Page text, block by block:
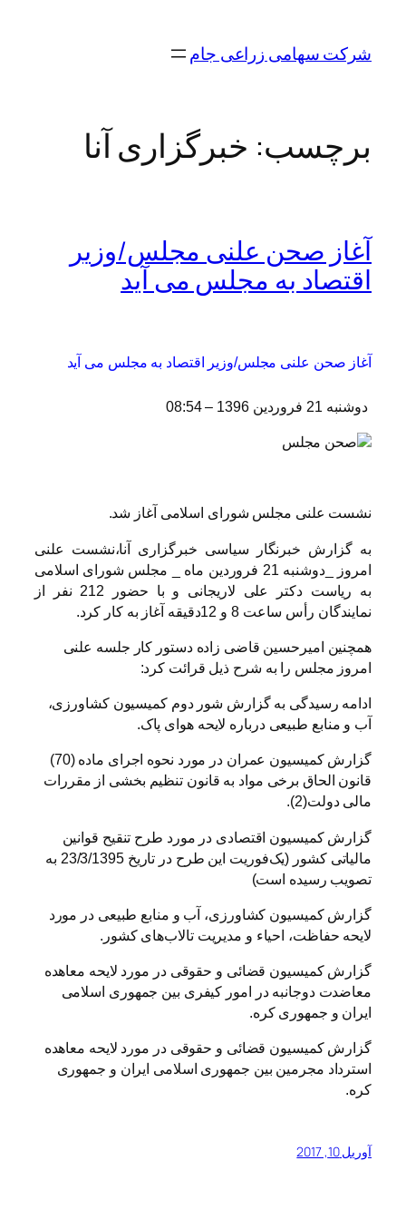
محتواشرکت سهامی زراعی جام
برچسب: خبرگزاری آنا
آغاز صحن علنی مجلس/وزیر
اقتصاد به مجلس می آید
آغاز صحن علنی مجلس/وزیر اقتصاد به مجلس می آید
دوشنبه 21 فروردین 1396 – 08:54
نشست علنی مجلس شورای اسلامی آغاز شد.
به گزارش خبرنگار سیاسی خبرگزاری آنا،نشست علنی
امروز _دوشنبه 21 فروردین ماه _ مجلس شورای اسلامی
به ریاست دکتر علی لاریجانی و با حضور 212 نفر از
نمایندگان رأس ساعت 8 و 12دقیقه آغاز به کار کرد.
همچنین امیرحسین قاضی زاده دستور کار جلسه علنی
امروز مجلس را به شرح ذیل قرائت کرد:
ادامه رسیدگی به گزارش شور دوم کمیسیون کشاورزی،
آب و منابع طبیعی درباره لایحه هوای پاک.
گزارش کمیسیون عمران در مورد نحوه اجرای ماده (70)
قانون الحاق برخی مواد به قانون تنظیم بخشی از مقررات
مالی دولت(2).
گزارش کمیسیون اقتصادی در مورد طرح تنقیح قوانین
مالیاتی کشور (یک‌فوریت این طرح در تاریخ 23/3/1395 به
تصویب رسیده است)
گزارش کمیسیون کشاورزی، آب و منابع طبیعی در مورد
لایحه حفاظت، احیاء و مدیریت تالاب‌های کشور.
گزارش کمیسیون قضائی و حقوقی در مورد لایحه معاهده
معاضدت دوجانبه در امور کیفری بین جمهوری اسلامی
ایران و جمهوری کره.
گزارش کمیسیون قضائی و حقوقی در مورد لایحه معاهده
استرداد مجرمین بین جمهوری اسلامی ایران و جمهوری
کره.
آوریل 10, 2017